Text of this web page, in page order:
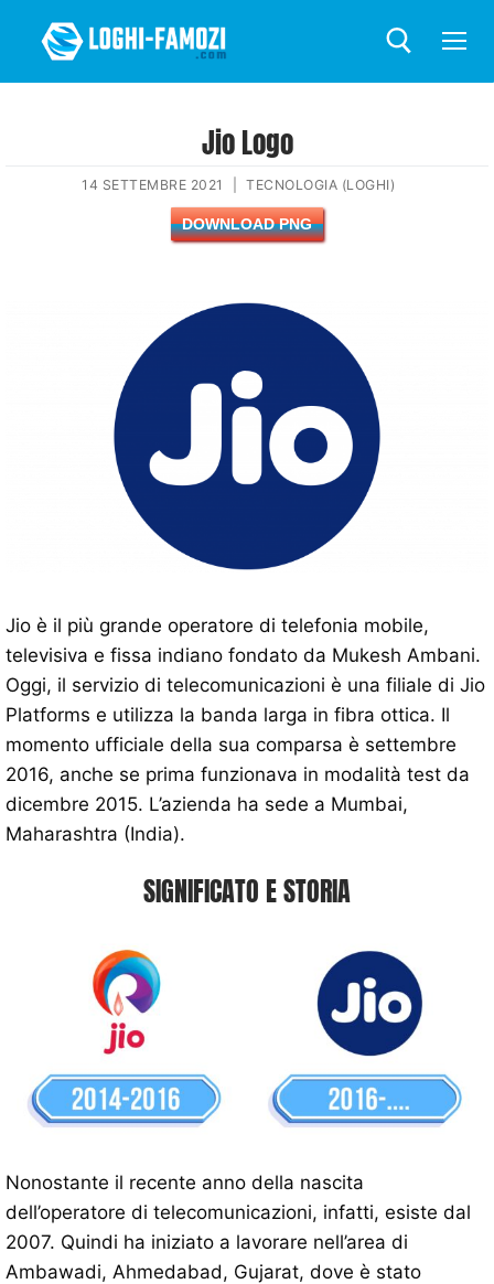
Jio Logo
14 SETTEMBRE 2021 TECNOLOGIA (LOGHI)
DOWNLOAD PNG
Jio è il più grande operatore di telefonia mobile,
televisiva e fissa indiano fondato da Mukesh Ambani.
Oggi, il servizio di telecomunicazioni è una filiale di Jio
Platforms e utilizza la banda larga in fibra ottica. Il
momento ufficiale della sua comparsa è settembre
2016, anche se prima funzionava in modalità test da
dicembre 2015. L’azienda ha sede a Mumbai,
Maharashtra (India).
SIGNIFICATO E STORIA
Nonostante il recente anno della nascita
dell’operatore di telecomunicazioni, infatti, esiste dal
2007. Quindi ha iniziato a lavorare nell’area di
Ambawadi, Ahmedabad, Gujarat, dove è stato